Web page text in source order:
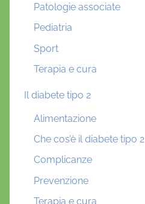
Patologie associate
Pediatria
Sport
Terapia e cura
Il diabete tipo 2
Alimentazione
Che cos’è il diabete tipo 2
Complicanze
Prevenzione
Terapia e cura